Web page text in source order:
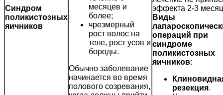
Синдром
поликистозных
яичников
месяцев и
более;
чрезмерный
рост волос на
теле, рост усов и
бороды.
Обычно заболевание
начинается во время
полового созревания,
эффекта 2-3
Виды
операций при
синдроме
поликистозных
яичников:
резекция.